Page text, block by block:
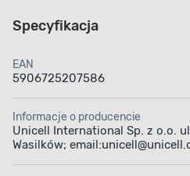
Specyfikacja
EAN
5906725207586
Informacje o producencie
Unicell International Sp. z o.o.
Wasilków;